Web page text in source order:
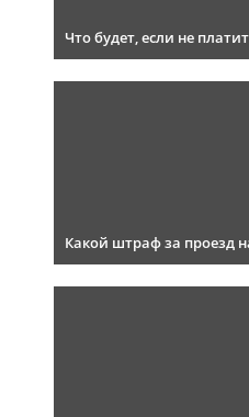
Что будет, если не
Какой штраф за проезд